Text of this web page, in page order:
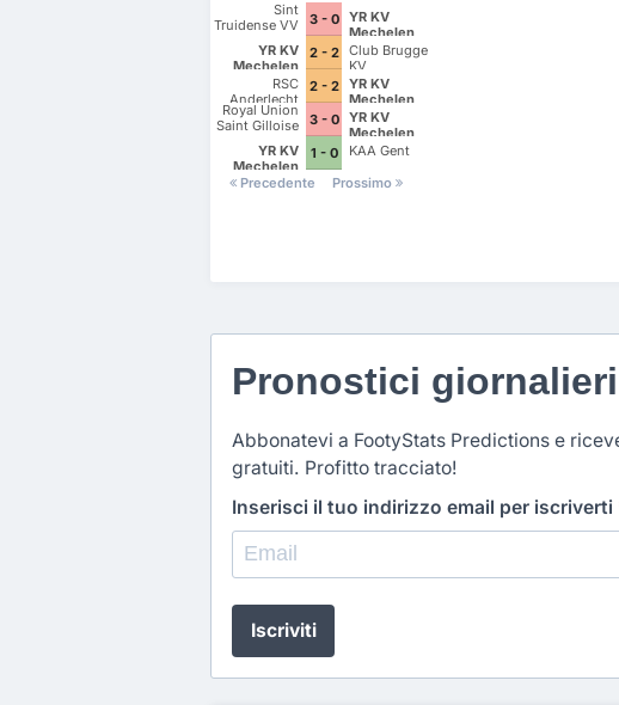
Sint
Truidense VV
3 - 0
YR KV
Mechelen
YR KV
Mechelen
2 - 2
Club Brugge
KV
RSC
Anderlecht
2 - 2
YR KV
Mechelen
Royal Union
Saint Gilloise
3 - 0
YR KV
Mechelen
YR KV
Mechelen
1 - 0
KAA Gent
Precedente
Prossimo
Pronostici
Abbonatevi a FootyStats Predictions e
gratuiti. Profitto tracciato!
Inserisci il tuo indirizzo email per iscriverti
Iscriviti